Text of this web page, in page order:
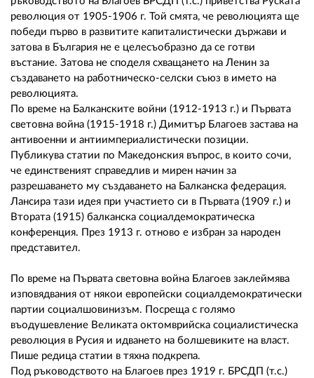
революция от 1905-1906 г. Той смята, че революцията ще
победи първо в развитите капиталистически държави и
затова в България не е целесъобразно да се готви
въстание. Затова не споделя схващането на Ленин за
създаването на работническо-селски съюз в името на
революцията.
По време на Балканските войни (1912-1913 г.) и Първата
световна война (1915-1918 г.) Димитър Благоев застава на
антивоенни и антиимпериалистически позиции.
Публикува статии по Македонския въпрос, в които сочи,
че единственият справедлив и мирен начин за
разрешаването му създаването на Балканска федерация.
Лансира тази идея при участието си в Първата (1909 г.) и
Втората (1915) балканска социалдемократическа
конференция. През 1913 г. отново е избран за народен
представител.
По време на Първата световна война Благоев заклеймява
изповядвания от някои европейски социалдемократически
партии социалшовинизъм. Посреща с голямо
въодушевление Великата октомврийска социалистическа
революция в Русия и идването на болшевиките на власт.
Пише редица статии в тяхна подкрепа.
Под ръководството на Благоев през 1919 г. БРСДП (т.с.)